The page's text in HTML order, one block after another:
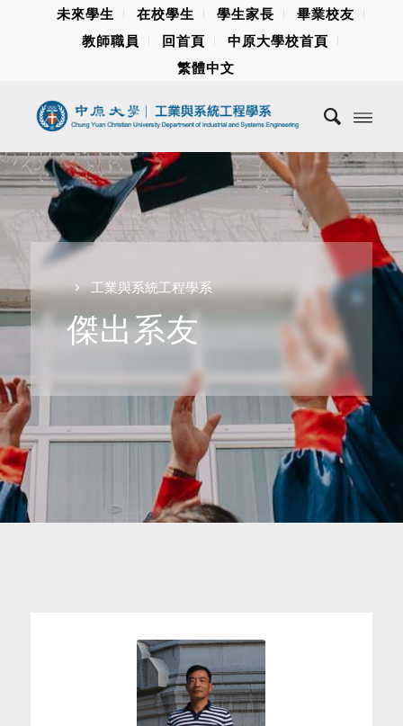
未來學生 在校學生 學生家長
畢業校友
教師職員
回首頁
中原大學校首頁
繁體中文
工業與系統工程學系
傑出系友